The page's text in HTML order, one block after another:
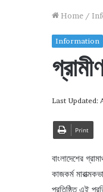
Home /
Information
Last Updated:
Print
বাংলাদেশের
কাজকর্ম
প্রতিষ্ঠিত এই